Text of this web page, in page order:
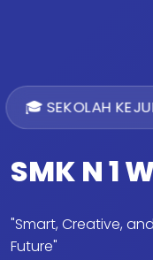
🎓 SEKOLAH
SMK N 1
"Smart, Creative,
Future"